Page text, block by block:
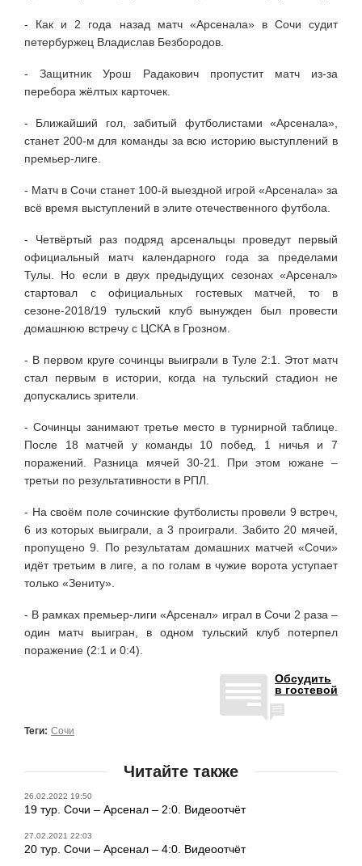
- Как и 2 года назад матч «Арсенала» в Сочи судит
петербуржец Владислав Безбородов.
- Защитник Урош Радакович пропустит матч из-за
перебора жёлтых карточек.
- Ближайший гол, забитый футболистами «Арсенала»,
станет 200-м для команды за всю историю выступлений в
премьер-лиге.
- Матч в Сочи станет 100-й выездной игрой «Арсенала» за
всё время выступлений в элите отечественного футбола.
- Четвёртый раз подряд арсенальцы проведут первый
официальный матч календарного года за пределами
Тулы. Но если в двух предыдущих сезонах «Арсенал»
стартовал с официальных гостевых матчей, то в
сезоне-2018/19 тульский клуб вынужден был провести
домашнюю встречу с ЦСКА в Грозном.
- В первом круге сочинцы выиграли в Туле 2:1. Этот матч
стал первым в истории, когда на тульский стадион не
допускались зрители.
- Сочинцы занимают третье место в турнирной таблице.
После 18 матчей у команды 10 побед, 1 ничья и 7
поражений. Разница мячей 30-21. При этом южане –
третьи по результативности в РПЛ.
- На своём поле сочинские футболисты провели 9 встреч,
6 из которых выиграли, а 3 проиграли. Забито 20 мячей,
пропущено 9. По результатам домашних матчей «Сочи»
идёт третьим в лиге, а по голам в чужие ворота уступает
только «Зениту».
- В рамках премьер-лиги «Арсенал» играл в Сочи 2 раза –
один матч выигран, в одном тульский клуб потерпел
поражение (2:1 и 0:4).
Обсудить
в гостевой
Теги: Сочи
Читайте также
26.02.2022 19:50
19 тур. Сочи – Арсенал – 2:0. Видеоотчёт
27.02.2021 22:03
20 тур. Сочи – Арсенал – 4:0. Видеоотчёт